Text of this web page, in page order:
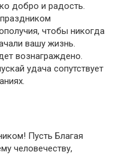
добро и радость.
чтобы никогда
вашу жизнь.
вознаграждено.
удача сопутствует
Пусть Благая
человечеству,